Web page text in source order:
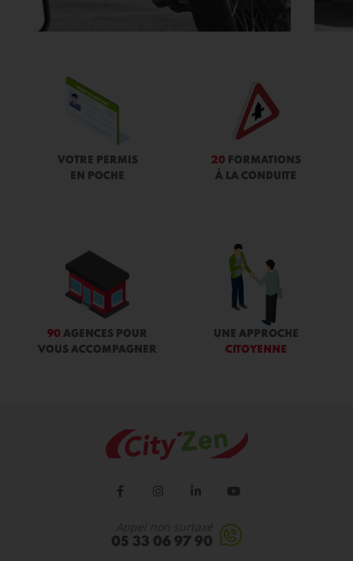
VOTRE PERMIS
EN POCHE
20FORMATIONS
À LA CONDUITE
90 AGENCES POUR
VOUS ACCOMPAGNER
UNE APPROCHE
CITOYENNE
Appel non surtaxé
05 33 06 97 90